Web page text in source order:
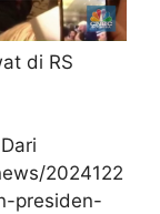
di RS
2024122
presiden-